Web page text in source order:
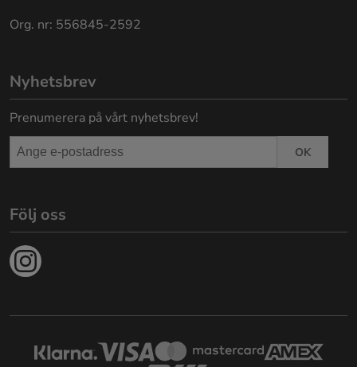
Org. nr: 556845-2592
Nyhetsbrev
Prenumerera på vårt nyhetsbrev!
OK
Följ oss